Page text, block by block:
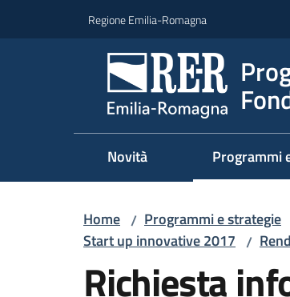
Regione Emilia-Romagna
Novità Programmi
Home / Programmi e strategie
Start up innovative 2017 /
Richiesta